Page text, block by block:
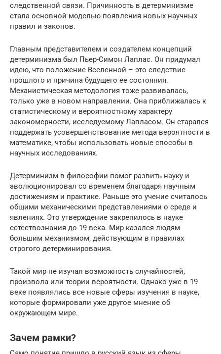
следственной связи. Причинность в детерминизме
стала основной моделью появления новых научных
правил и законов.
Главным представителем и создателем концепций
детерминизма был Пьер-Симон Лаплас. Он придумал
идею, что положение Вселенной – это следствие
прошлого и причина будущего ее состояния.
Механистическая методология тоже развивалась,
только уже в новом направлении. Она приближалась к
статистическому и вероятностному характеру
закономерности, исследуемому Лапласом. Он старался
поддержать усовершенствование метода вероятности в
математике, чтобы использовать новые способы в
научных исследованиях.
Детерминизм в философии помог развить науку и
эволюционировал со временем благодаря научным
достижениям и практике. Раньше это учение считалось
общими механическими представлениями о среде и
явлениях. Это утверждение закрепилось в науке
естествознания до 19 века. Мир казался людям
большим механизмом, действующим в правилах
строгого детерминирования.
Такой мир не изучал возможность случайностей,
произвола или теории вероятности. Однако уже в 19
веке появлялись все новые сферы изучения в науке,
которые формировали уже другое мнение об
окружающем мире.
Зачем рамки?